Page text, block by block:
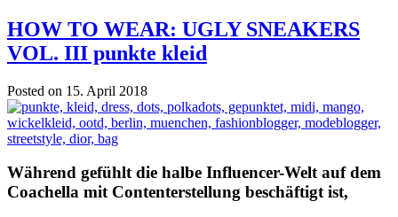
HOW TO WEAR: UGLY SNEAKERS
VOL. III punkte kleid
Posted on 15. April 2018
Während gefühlt die halbe Influencer-Welt auf dem
Coachella mit Contenterstellung beschäftigt ist,